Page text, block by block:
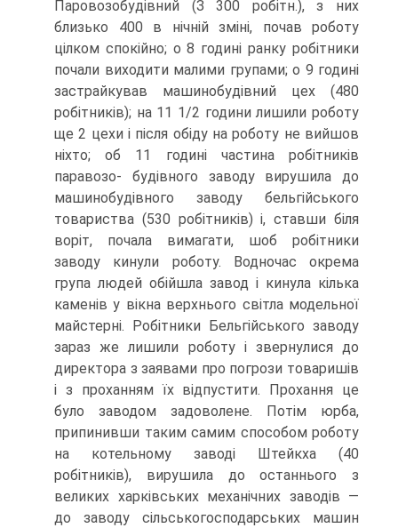
Паровозобудівний (З 300 робітн.), з них
близько 400 в нічній зміні, почав роботу
цілком спокійно; о 8 годині ранку робітники
почали виходити малими групами; о 9 годині
застрайкував машинобудівний цех (480
робіт­ників); на 11 1/2 години лишили роботу
ще 2 цехи і після обіду на роботу не вийшов
ніхто; об 11 годині частина робітників
паравозо- будівного заводу вирушила до
машинобудівного заводу бельгійського
товариства (530 робітників) і, ставши біля
воріт, почала вимагати, шоб робітники
заводу кинули роботу. Водночас окрема
група людей обійшла завод і кинула кілька
каменів у вікна верхнього світла модельної
майстерні. Робітники Бельгійського заводу
зараз же ли­шили роботу і звернулися до
директора з заявами про погрози товаришів
і з проханням їх відпустити. Прохання це
було заводом задоволене. Потім юрба,
припинивши таким самим способом роботу
на котельному заводі Штейкха (40
робітників), вирушила до остан­нього з
великих харківських механічних заводів —
до заводу сільсько­господарських машин